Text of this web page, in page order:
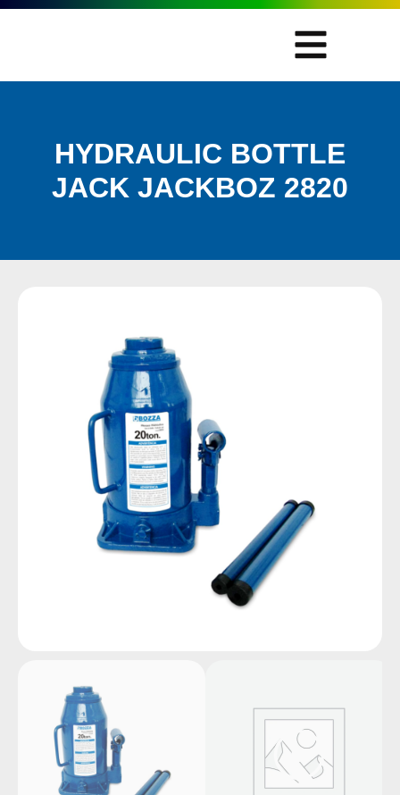
HYDRAULIC BOTTLE
JACK JACKBOZ 2820